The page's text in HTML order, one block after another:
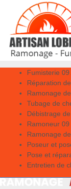
Fumisterie 09
Réparation
Ramonage
Tubage de
Débistrage
Ramoneur 09
Ramonage
Poseur et
Pose et
Entretien de